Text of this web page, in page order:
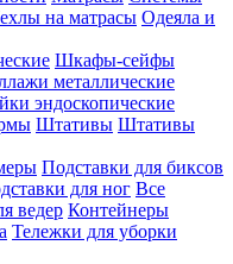
на матрасы Одеяла и
Шкафы-сейфы
металлические
эндоскопические
Штативы Штативы
Подставки для биксов
для ног Все
ведер Контейнеры
Тележки для уборки